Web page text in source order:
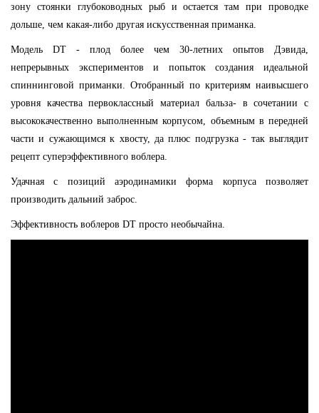
зону стоянки глубоководных рыб и остается там при проводке
дольше, чем какая-либо другая искусственная приманка.
Модель DT - плод более чем 30-летних опытов Дэвида,
непрерывных экспериментов и попыток создания идеальной
спиннинговой приманки. Отобранный по критериям наивысшего
уровня качества первоклассный материал бальза- в сочетании с
высококачественно выполненным корпусом, объемным в передней
части и сужающимся к хвосту, да плюс подгрузка - так выглядит
рецепт суперэффективного воблера.
Удачная с позиций аэродинамики форма корпуса позволяет
производить дальний заброс.
Эффективность воблеров DT просто необычайна.